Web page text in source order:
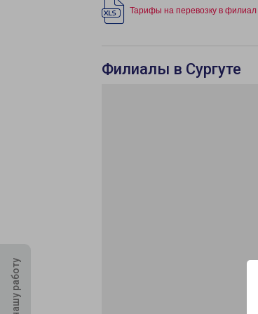
Тарифы на перевозку в филиал
Филиалы в Сургуте